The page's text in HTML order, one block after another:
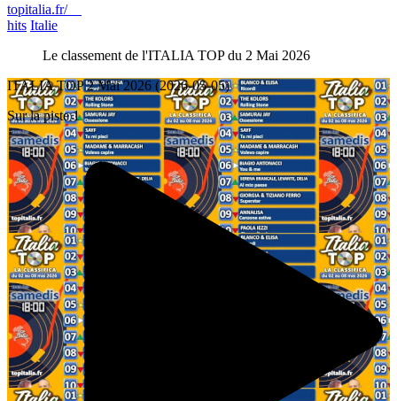
topitalia.fr/
hits Italie
Le classement de l'ITALIA TOP du 2 Mai 2026
ITALIA TOP 2 Mai 2026 (2026-05-05)
Sur la piste 1